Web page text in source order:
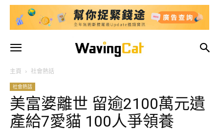
主頁 社會熱話
社會熱話
美富婆離世 留逾2100萬元遺
產給7愛貓 100人爭領養